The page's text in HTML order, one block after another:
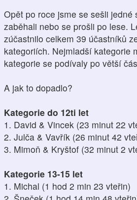
Opět po roce jsme se sešli
zaběhali nebo se prošli po lese.
zúčastnilo celkem 39 účastníků
kategoriích. Nejmladší kategorie
kategorie se podívaly po větší
A jak to dopadlo?
Kategorie do 12ti let
1. David & Vincek (23 minut 22
2. Julča & Vavřík (26 minut 42
3. Mimoň & Kryštof (32 minut 2
Kategorie 13-15 let
1. Michal (1 hod 2 min 23 vteřin)